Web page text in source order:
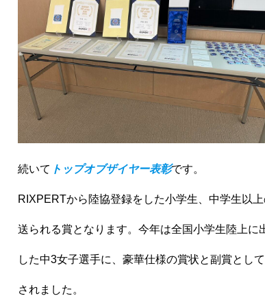
続いて トップオブザイヤー表彰です。
RIXPERTから陸協登録をした小学生、中学生以
送られる賞となります。今年は全国小学生陸上
した中3女子選手に、豪華仕様の賞状と副賞とし
されました。